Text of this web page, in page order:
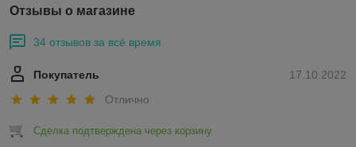
Отзывы о магазине
34 отзывов за всё время
17.10.2022
Покупатель
Отлично
Сделка подтверждена через корзину